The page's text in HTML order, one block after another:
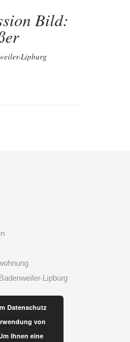
Bild:
Lipburg
Lipburg
Datenschutz
von
Ihnen eine